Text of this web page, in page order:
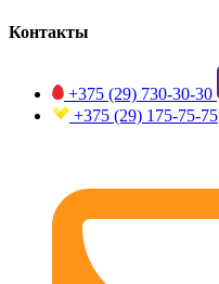
Контакты
+375 (29) 730-30-30
+375 (29) 175-75-75